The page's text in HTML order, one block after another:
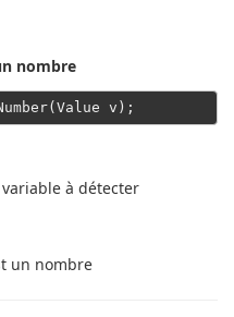
nombre
à détecter
un nombre